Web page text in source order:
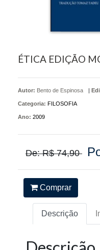
ÉTICA EDIÇÃO
Autor: Bento de Espinosa |
Categoria: FILOSOFIA
Ano: 2009
De: R$ 74,90
Comprar
Descrição